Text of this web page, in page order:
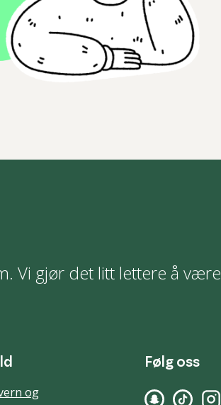
Vi gjør det litt lettere å være
og
Følg oss